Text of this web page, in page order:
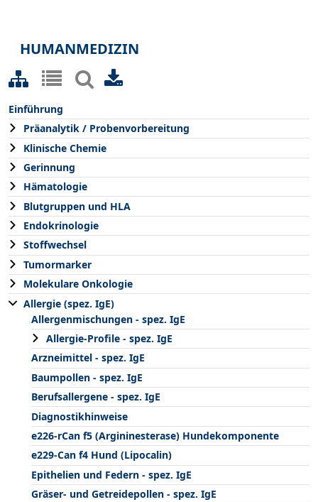
HUMANMEDIZIN
Einführung
Präanalytik / Probenvorbereitung
Klinische Chemie
Gerinnung
Hämatologie
Blutgruppen und HLA
Endokrinologie
Stoffwechsel
Tumormarker
Molekulare Onkologie
Allergie (spez. IgE)
Allergenmischungen - spez. IgE
Allergie-Profile - spez. IgE
Arzneimittel - spez. IgE
Baumpollen - spez. IgE
Berufsallergene - spez. IgE
Diagnostikhinweise
e226-rCan f5 (Argininesterase) Hundekomponente
e229-Can f4 Hund (Lipocalin)
Epithelien und Federn - spez. IgE
Gräser- und Getreidepollen - spez. IgE